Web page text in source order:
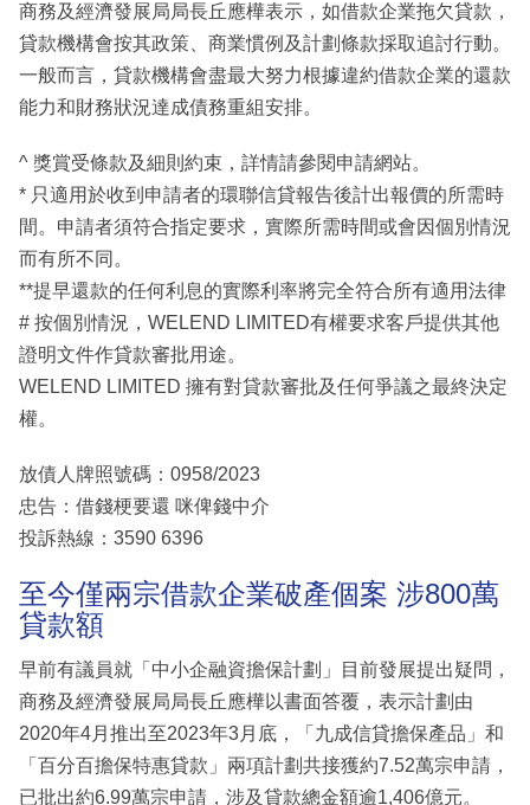
商務及經濟發展局局長丘應樺表示，如借款企業拖欠貸款，
貸款機構會按其政策、商業慣例及計劃條款採取追討行動。
一般而言，貸款機構會盡最大努力根據違約借款企業的還款
能力和財務狀況達成債務重組安排。
^ 獎賞受條款及細則約束，詳情請參閱申請網站。
* 只適用於收到申請者的環聯信貸報告後計出報價的所需時
間。申請者須符合指定要求，實際所需時間或會因個別情況
而有所不同。
**提早還款的任何利息的實際利率將完全符合所有適用法律
# 按個別情況，WELEND LIMITED有權要求客戶提供其他
證明文件作貸款審批用途。
WELEND LIMITED 擁有對貸款審批及任何爭議之最終決定
權。
放債人牌照號碼：0958/2023
忠告：借錢梗要還 咪俾錢中介
投訴熱線：3590 6396
至今僅兩宗借款企業破產個案 涉800萬
貸款額
早前有議員就「中小企融資擔保計劃」目前發展提出疑問，
商務及經濟發展局局長丘應樺以書面答覆，表示計劃由
2020年4月推出至2023年3月底，「九成信貸擔保產品」和
「百分百擔保特惠貸款」兩項計劃共接獲約7.52萬宗申請，
已批出約6.99萬宗申請，涉及貸款總金額逾1,406億元。